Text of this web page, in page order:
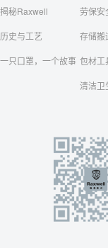
揭秘Raxwell
历史与工艺
一只口罩，一个故事
劳保安
存储搬
包材工
清洁卫